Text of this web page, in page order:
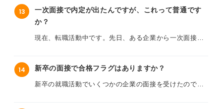
ナーや期待値も違うのではないかという不安もありま
す。
転職活動において、一次面接の後にお礼メールを送るの
助かります。
質問には一通り答えることができましたが、面接官の方
の表情もあまり変わらず、 反応も薄かったように感じて
います。
ますか？ また、このように手応えがわからなかった場
イスをいただけると嬉しいです。
13
一次面接で内定が出たんですが、これって普通です
か？
現在、転職活動中です。先日、ある企業から一次面接の
面接があるとのことだったので、一次面接で内定が出た
ことに驚き、正直なところ不安を感じています。
14 新卒の面接で合格フラグはありますか？
新卒の就職活動でいくつかの企業の面接を受けたのです